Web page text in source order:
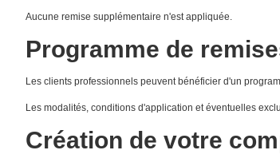
Aucune remise supplémentaire n'est appliquée.
Programme de
Les clients professionnels peuvent bénéficier d'un
Les modalités, conditions d'application et éventuelles
Création de votre